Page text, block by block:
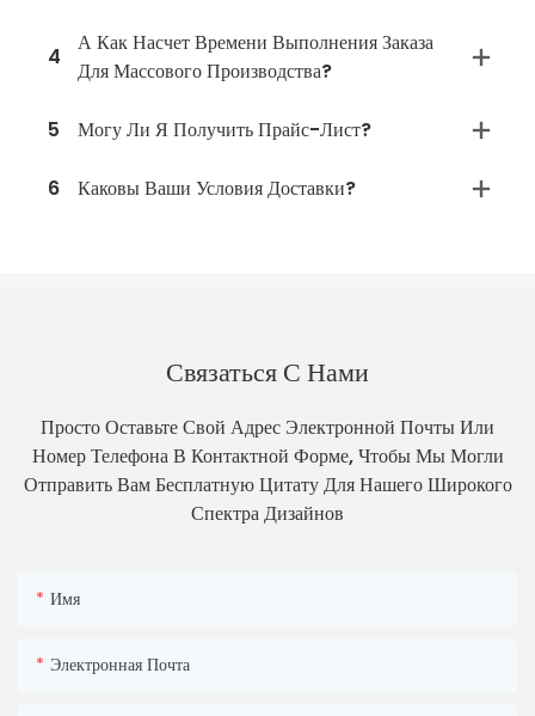
4
А Как Насчет Времени Выполнения Заказа
Для Массового Производства?
5 Могу Ли Я Получить Прайс-Лист?
6 Каковы Ваши Условия Доставки?
Связаться С Нами
Просто Оставьте Свой Адрес Электронной Почты Или
Номер Телефона В Контактной Форме, Чтобы Мы Могли
Отправить Вам Бесплатную Цитату Для Нашего Широкого
Спектра Дизайнов
Имя
Электронная Почта